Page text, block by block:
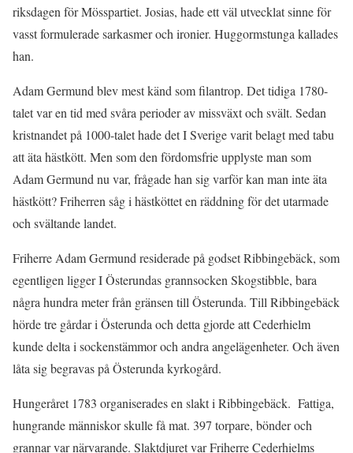
riksdagen för Mösspartiet. Josias, hade ett väl utvecklat sinne för
vasst formulerade sarkasmer och ironier. Huggormstunga kallades
han.
Adam Germund blev mest känd som filantrop. Det tidiga 1780-
talet var en tid med svåra perioder av missväxt och svält. Sedan
kristnandet på 1000-talet hade det I Sverige varit belagt med tabu
att äta hästkött. Men som den fördomsfrie upplyste man som
Adam Germund nu var, frågade han sig varför kan man inte äta
hästkött? Friherren såg i hästköttet en räddning för det utarmade
och svältande landet.
Friherre Adam Germund residerade på godset Ribbingebäck, som
egentligen ligger I Österundas grannsocken Skogstibble, bara
några hundra meter från gränsen till Österunda. Till Ribbingebäck
hörde tre gårdar i Österunda och detta gjorde att Cederhielm
kunde delta i sockenstämmor och andra angelägenheter. Och även
låta sig begravas på Österunda kyrkogård.
Hungeråret 1783 organiserades en slakt i Ribbingebäck. Fattiga,
hungrande människor skulle få mat. 397 torpare, bönder och
grannar var närvarande. Slaktdjuret var Friherre Cederhielms